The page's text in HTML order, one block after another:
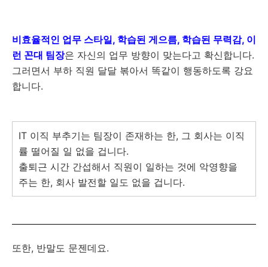
비효율적인 업무 스타일, 학습된 게으름, 학습된 무력감, 이
런 꼰대 팀장은 자신의 업무 방향이 맞는다고 확신합니다.
그러면서 부하 직원 달달 볶아서 똑같이 행동하도록 강요
합니다.
IT 이직 부추기는 팀장이 존재하는 한, 그 회사는 이직
률 떨어질 일 없을 겁니다.
출퇴근 시간 간섭해서 직원이 일하는 것에 악영향을
주는 한, 회사 발전할 일도 없을 겁니다.
또한, 반말도 문젠데요.